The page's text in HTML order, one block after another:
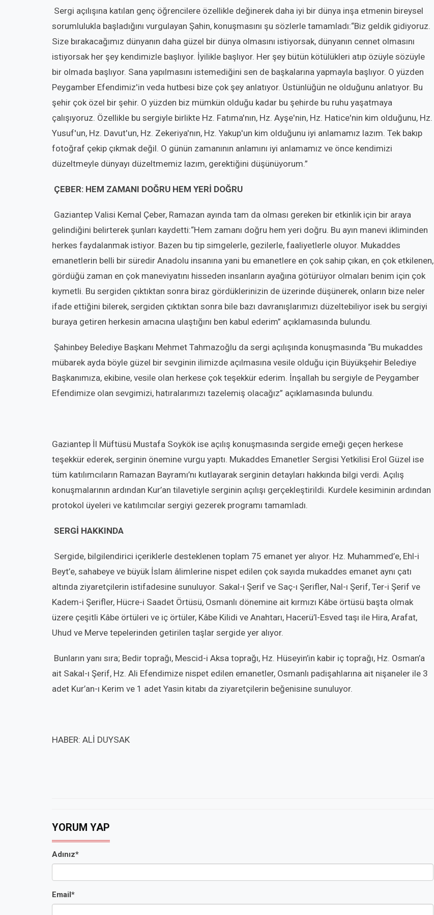
Sergi açılışına katılan genç öğrencilere özellikle değinerek daha iyi bir dünya inşa etmenin bireysel
sorumlulukla başladığını vurgulayan Şahin, konuşmasını şu sözlerle tamamladı:“Biz geldik gidiyoruz.
Size bırakacağımız dünyanın daha güzel bir dünya olmasını istiyorsak, dünyanın cennet olmasını
istiyorsak her şey kendimizle başlıyor. İyilikle başlıyor. Her şey bütün kötülükleri atıp özüyle sözüyle
bir olmada başlıyor. Sana yapılmasını istemediğini sen de başkalarına yapmayla başlıyor. O yüzden
Peygamber Efendimiz'in veda hutbesi bize çok şey anlatıyor. Üstünlüğün ne olduğunu anlatıyor. Bu
şehir çok özel bir şehir. O yüzden biz mümkün olduğu kadar bu şehirde bu ruhu yaşatmaya
çalışıyoruz. Özellikle bu sergiyle birlikte Hz. Fatıma'nın, Hz. Ayşe'nin, Hz. Hatice'nin kim olduğunu, Hz.
Yusuf'un, Hz. Davut'un, Hz. Zekeriya'nın, Hz. Yakup'un kim olduğunu iyi anlamamız lazım. Tek bakıp
fotoğraf çekip çıkmak değil. O günün zamanının anlamını iyi anlamamız ve önce kendimizi
düzeltmeyle dünyayı düzeltmemiz lazım, gerektiğini düşünüyorum.”
ÇEBER: HEM ZAMANI DOĞRU HEM YERİ DOĞRU
Gaziantep Valisi Kemal Çeber, Ramazan ayında tam da olması gereken bir etkinlik için bir araya
gelindiğini belirterek şunları kaydetti:“Hem zamanı doğru hem yeri doğru. Bu ayın manevi ikliminden
herkes faydalanmak istiyor. Bazen bu tip simgelerle, gezilerle, faaliyetlerle oluyor. Mukaddes
emanetlerin belli bir süredir Anadolu insanına yani bu emanetlere en çok sahip çıkan, en çok etkilenen,
gördüğü zaman en çok maneviyatını hisseden insanların ayağına götürüyor olmaları benim için çok
kıymetli. Bu sergiden çıktıktan sonra biraz gördüklerinizin de üzerinde düşünerek, onların bize neler
ifade ettiğini bilerek, sergiden çıktıktan sonra bile bazı davranışlarımızı düzeltebiliyor isek bu sergiyi
buraya getiren herkesin amacına ulaştığını ben kabul ederim” açıklamasında bulundu.
Şahinbey Belediye Başkanı Mehmet Tahmazoğlu da sergi açılışında konuşmasında “Bu mukaddes
mübarek ayda böyle güzel bir sevginin ilimizde açılmasına vesile olduğu için Büyükşehir Belediye
Başkanımıza, ekibine, vesile olan herkese çok teşekkür ederim. İnşallah bu sergiyle de Peygamber
Efendimize olan sevgimizi, hatıralarımızı tazelemiş olacağız” açıklamasında bulundu.
Gaziantep İl Müftüsü Mustafa Soykök ise açılış konuşmasında sergide emeği geçen herkese
teşekkür ederek, serginin önemine vurgu yaptı. Mukaddes Emanetler Sergisi Yetkilisi Erol Güzel ise
tüm katılımcıların Ramazan Bayramı’nı kutlayarak serginin detayları hakkında bilgi verdi. Açılış
konuşmalarının ardından Kur’an tilavetiyle serginin açılışı gerçekleştirildi. Kurdele kesiminin ardından
protokol üyeleri ve katılımcılar sergiyi gezerek programı tamamladı.
SERGİ HAKKINDA
Sergide, bilgilendirici içeriklerle desteklenen toplam 75 emanet yer alıyor. Hz. Muhammed’e, Ehl-i
Beyt’e, sahabeye ve büyük İslam âlimlerine nispet edilen çok sayıda mukaddes emanet aynı çatı
altında ziyaretçilerin istifadesine sunuluyor. Sakal-ı Şerif ve Saç-ı Şerifler, Nal-ı Şerif, Ter-i Şerif ve
Kadem-i Şerifler, Hücre-i Saadet Örtüsü, Osmanlı dönemine ait kırmızı Kâbe örtüsü başta olmak
üzere çeşitli Kâbe örtüleri ve iç örtüler, Kâbe Kilidi ve Anahtarı, Hacerü’l-Esved taşı ile Hira, Arafat,
Uhud ve Merve tepelerinden getirilen taşlar sergide yer alıyor.
Bunların yanı sıra; Bedir toprağı, Mescid-i Aksa toprağı, Hz. Hüseyin’in kabir iç toprağı, Hz. Osman’a
ait Sakal-ı Şerif, Hz. Ali Efendimize nispet edilen emanetler, Osmanlı padişahlarına ait nişaneler ile 3
adet Kur’an-ı Kerim ve 1 adet Yasin kitabı da ziyaretçilerin beğenisine sunuluyor.
HABER: ALİ DUYSAK
YORUM YAP
Adınız*
Email*